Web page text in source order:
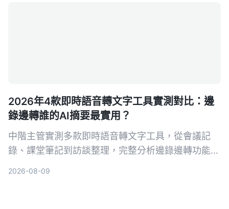
2026年4款即時語音轉文字工具實測對比：邊
錄邊轉誰的AI摘要最實用？
中階主管實測多款即時語音轉文字工具，從會議記
錄、課堂筆記到訪談整理，完整分析邊錄邊轉功能與
2026-08-09